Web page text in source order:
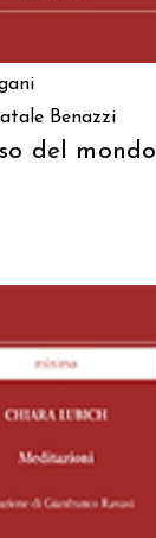
Benazzi
del mondo